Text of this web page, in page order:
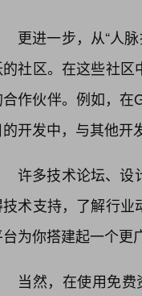
更进一步，从“人
的社区。在这些社
合作伙伴。例如，在
的开发中，与其他开
许多技术论坛、设
术支持，了解行业
台为你搭建起一个更
当然，在使用免费